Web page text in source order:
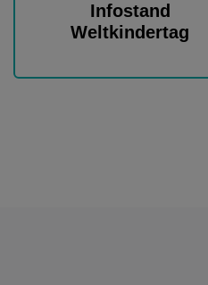
Infostand
Weltkindertag